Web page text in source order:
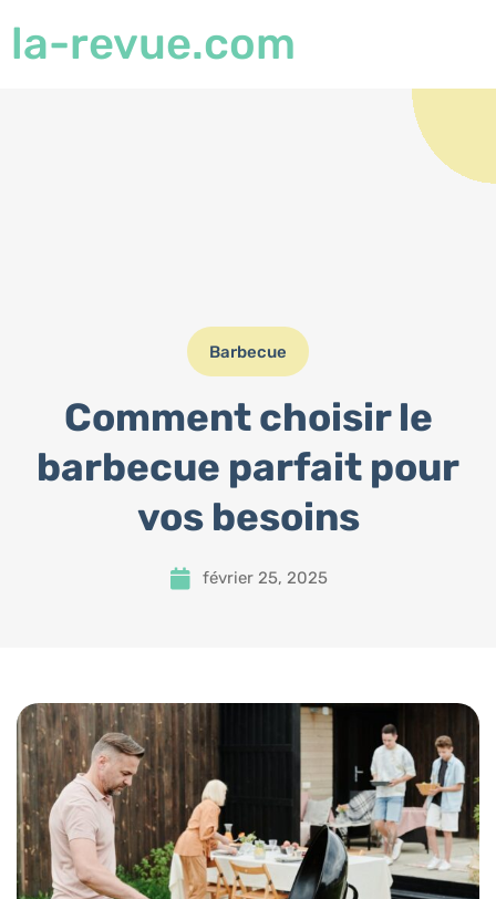
la-revue.com
Barbecue
Comment choisir le
barbecue parfait pour
vos besoins
février 25, 2025